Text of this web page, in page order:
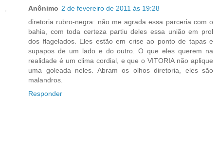
Anônimo 2 de fevereiro de 2011 às 19:28
diretoria rubro-negra: não me agrada essa parceria com o
bahia, com toda certeza partiu deles essa união em prol
dos flagelados. Eles estão em crise ao ponto de tapas e
supapos de um lado e do outro. O que eles querem na
realidade é um clima cordial, e que o VITORIA não aplique
uma goleada neles. Abram os olhos diretoria, eles são
malandros.
Responder